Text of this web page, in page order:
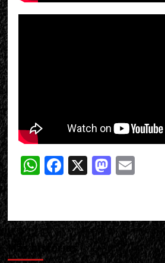
WhatsApp
Facebook
X
Más historias